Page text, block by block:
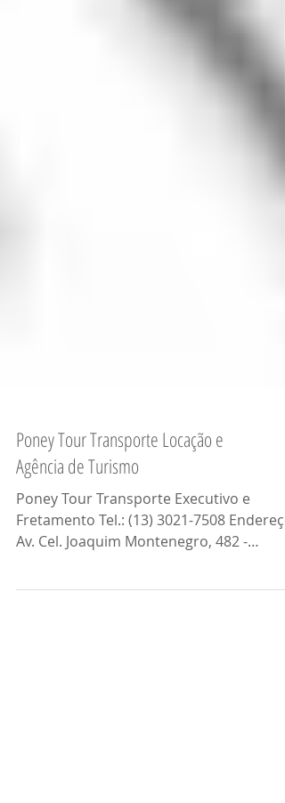
Poney Tour Transporte Locação e
Agência de Turismo
Poney Tour​ Transporte Executivo e
Fretamento Tel.: (13) 3021-7508
Estuário - Santos-SP...